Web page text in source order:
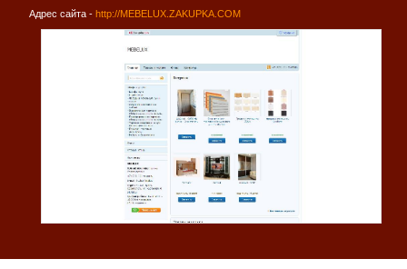
Адрес сайта - http://MEBELUX.ZAKUPKA.COM